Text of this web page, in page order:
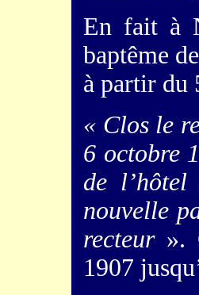
En fait à
baptême
à partir du
« Clos le
6 octobre
de
nouvelle
recteur».
1907